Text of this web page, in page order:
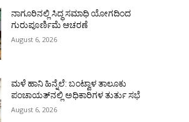
ನಾಗೂರಿನಲ್ಲಿ ಸಿದ್ಧ ಸಮಾಧಿ ಯೋಗದಿಂದ
ಗುರುಪೂರ್ಣಿಮೆ ಆಚರಣೆ
August 6, 2026
ಮಳೆ ಹಾನಿ ಹಿನ್ನೆಲೆ: ಬಂಟ್ವಾಳ ತಾಲೂಕು
ಪಂಚಾಯತ್‌ನಲ್ಲಿ ಅಧಿಕಾರಿಗಳ ತುರ್ತು ಸಭೆ
August 6, 2026